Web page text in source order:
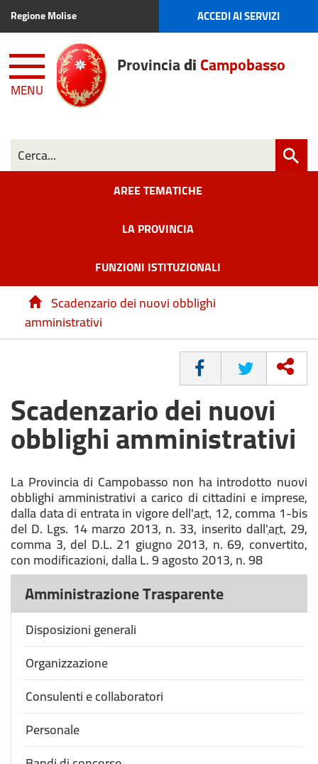
Regione Molise ACCEDI AI SERVIZI
MENU
ProvinciadiCampobasso
AREE TEMATICHE
LA PROVINCIA
FUNZIONI ISTITUZIONALI
Scadenzario dei nuovi obblighi
amministrativi
CONDIVIDI
Scadenzario dei nuovi
obblighi amministrativi
La Provincia di Campobasso non ha introdotto nuovi
obblighi amministrativi a carico di cittadini e imprese,
dalla data di entrata in vigore dell'art. 12, comma 1-bis
del D. Lgs. 14 marzo 2013, n. 33, inserito dall'art. 29,
comma 3, del D.L. 21 giugno 2013, n. 69, convertito,
con modificazioni, dalla L. 9 agosto 2013, n. 98
Amministrazione Trasparente
Disposizioni generali
Organizzazione
Consulenti e collaboratori
Personale